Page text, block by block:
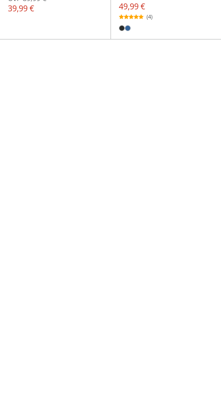
39,99 € 49,99 €
(4)